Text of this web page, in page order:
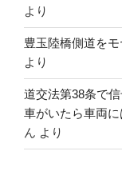
より
豊玉陸橋側道を
より
道交法第38条で
車がいたら車両
ん より